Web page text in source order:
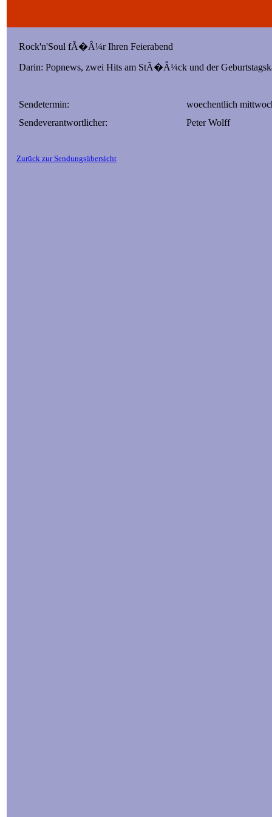
Rock'n'Soul fÃ�Â¼r Ihren Feierabend
Darin: Popnews, zwei Hits am StÃ�Â¼ck und der
Sendetermin:
woechentlich
Sendeverantwortlicher:
Peter Wolff
Zurück zur Sendungsübersicht